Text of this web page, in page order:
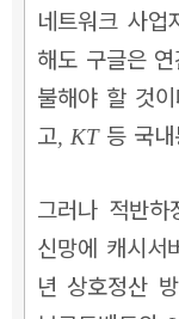
네트워크 사업
해도 구글은
불해야 할 것
고, KT 등 국
그러나 적반하
신망에 캐시서
년 상호정산